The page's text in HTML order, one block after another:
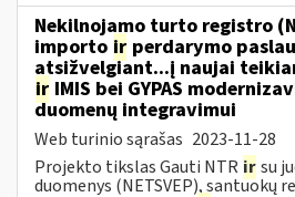
Nekilnojamo turto registro
importo ir perdarymo
atsižvelgiant...į naujai
ir IMIS bei GYPAS
duomenų integravimui
Web turinio sąrašas 2023-11-28
Projekto tikslas Gauti NTR irsu
duomenys (NETSVEP), santuokų